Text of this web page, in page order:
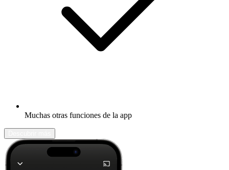
Muchas otras funciones de la app